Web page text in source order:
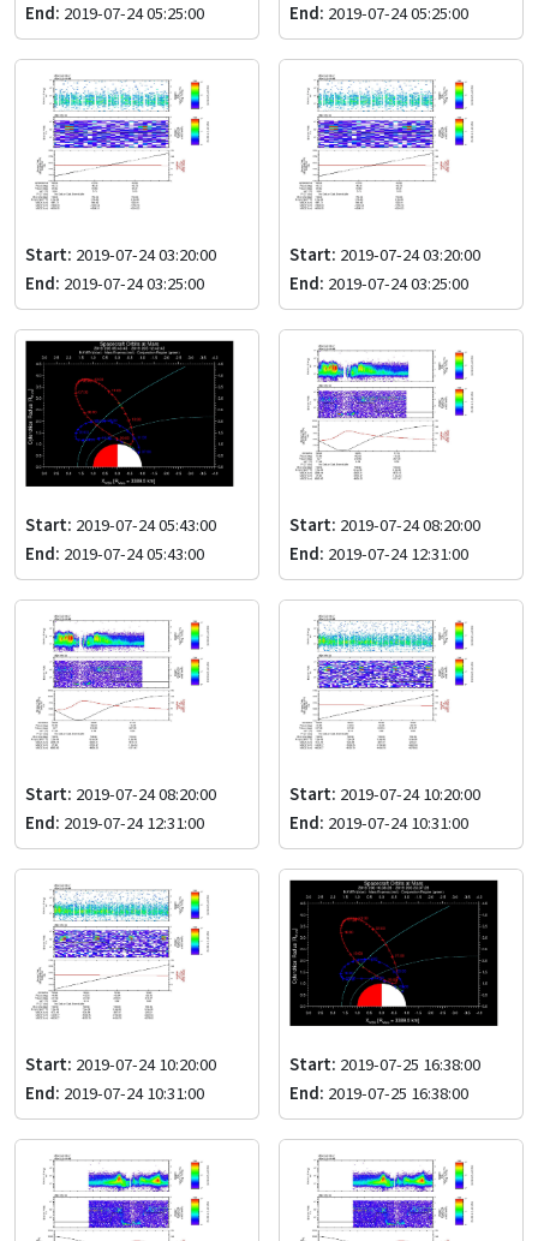
End: 2019-07-24 05:25:00
End: 2019-07-24 05:25:00
Start: 2019-07-24 03:20:00
End: 2019-07-24 03:25:00
Start: 2019-07-24 03:20:00
End: 2019-07-24 03:25:00
Start: 2019-07-24 05:43:00
End: 2019-07-24 05:43:00
Start: 2019-07-24 08:20:00
End: 2019-07-24 12:31:00
Start: 2019-07-24 08:20:00
End: 2019-07-24 12:31:00
Start: 2019-07-24 10:20:00
End: 2019-07-24 10:31:00
Start: 2019-07-24 10:20:00
End: 2019-07-24 10:31:00
Start: 2019-07-25 16:38:00
End: 2019-07-25 16:38:00